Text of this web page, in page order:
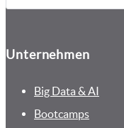
Unternehmen
Big Data & AI
Bootcamps